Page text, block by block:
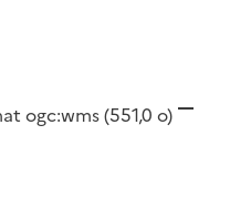
ogc:wms(551,0 o)